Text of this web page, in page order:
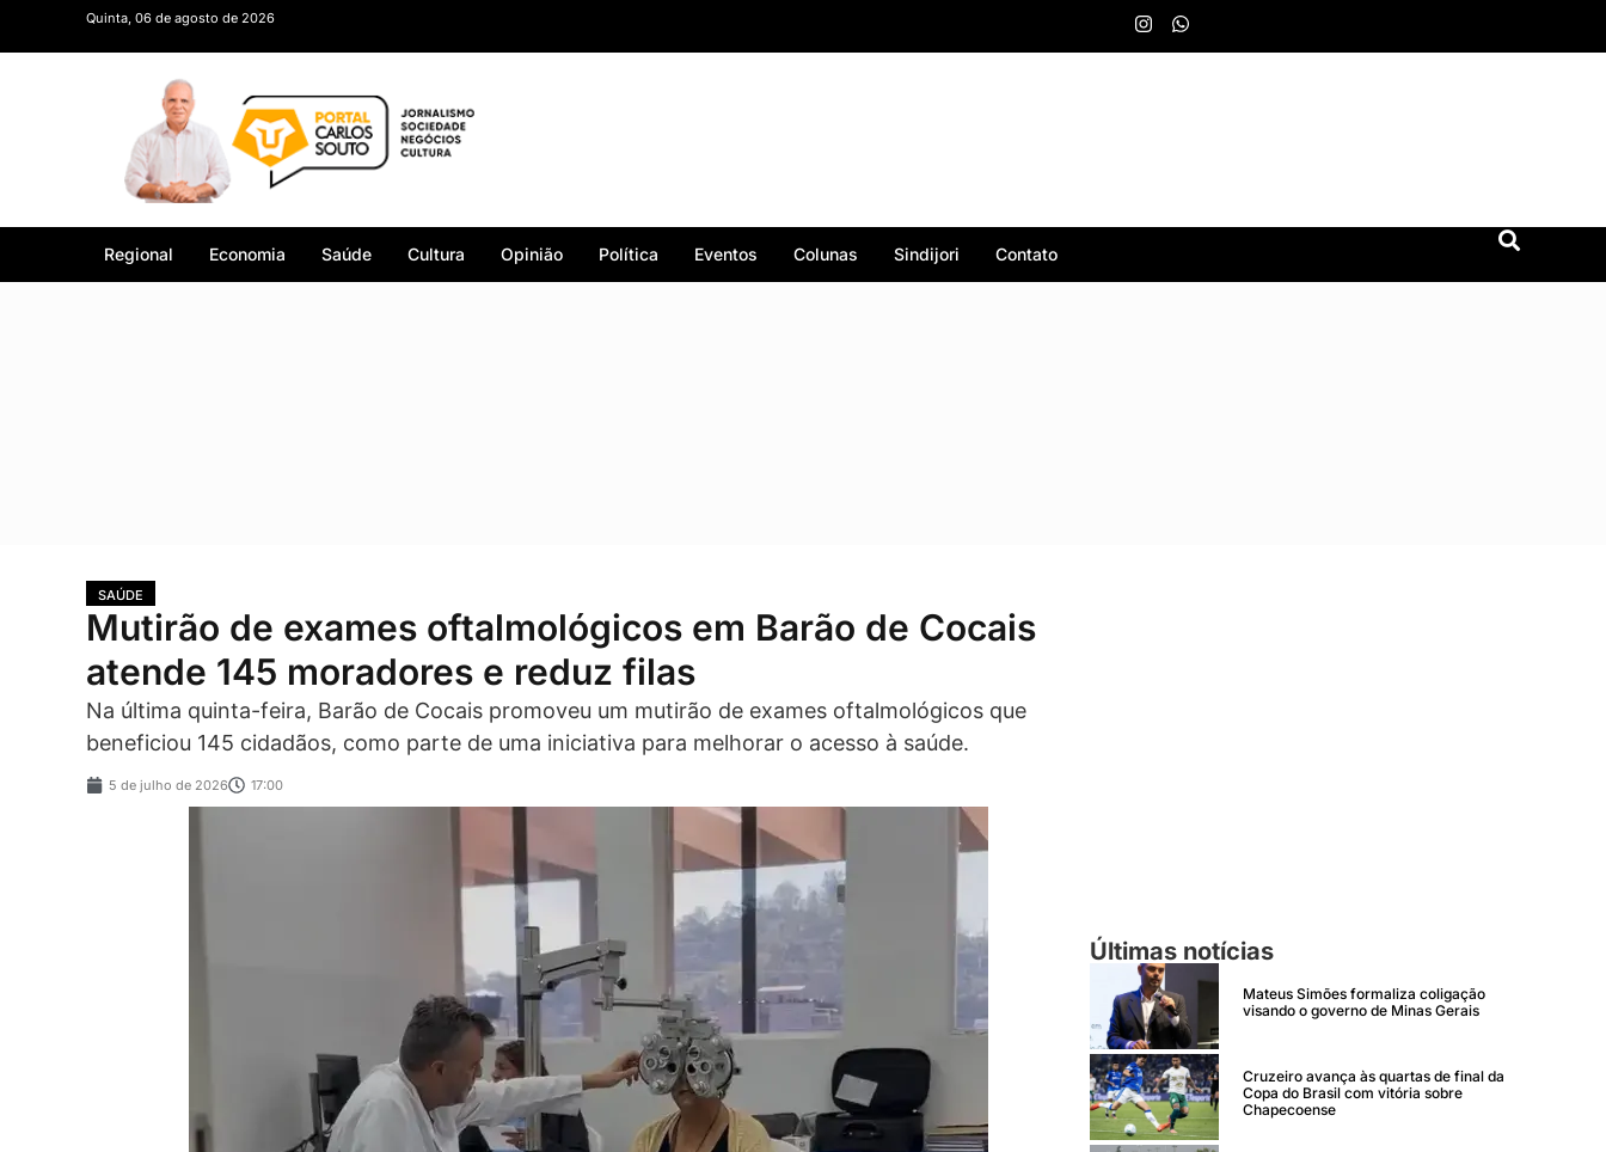
Quinta, 06 de agosto de 2026
Regional Economia Saúde Cultura Opinião Política Eventos Colunas Sindijori Contato
SAÚDE
Mutirão de exames oftalmológicos em Barão de Cocais
atende 145 moradores e reduz filas
Na última quinta-feira, Barão de Cocais promoveu um mutirão de exames oftalmológicos que
beneficiou 145 cidadãos, como parte de uma iniciativa para melhorar o acesso à saúde.
5 de julho de 2026 17:00
Últimas notícias
Mateus Simões formaliza coligação
visando o governo de Minas Gerais
Cruzeiro avança às quartas de final da
Copa do Brasil com vitória sobre
Chapecoense